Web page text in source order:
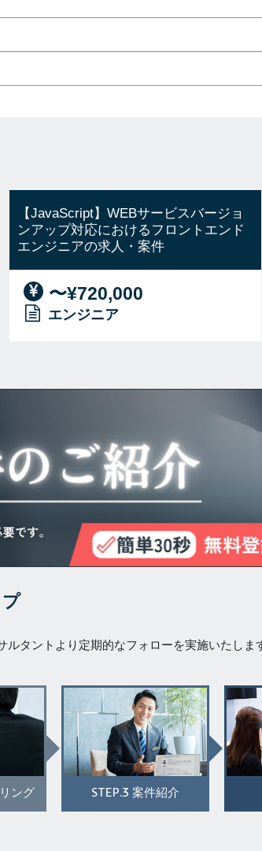
【JavaScript】WEBサービスバージョ
ンアップ対応におけるフロントエンド
エンジニアの求人・案件
〜¥720,000
エンジニア
タントより定期的なフォローを実施いたしま
ング STEP.3 案件紹介